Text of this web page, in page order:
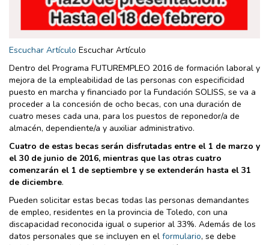
Escuchar Artículo Escuchar Artículo
Dentro del Programa FUTUREMPLEO 2016 de formación laboral y
mejora de la empleabilidad de las personas con especificidad
puesto en marcha y financiado por la Fundación SOLISS, se va a
proceder a la concesión de ocho becas, con una duración de
cuatro meses cada una, para los puestos de reponedor/a de
almacén, dependiente/a y auxiliar administrativo.
Cuatro de estas becas serán disfrutadas entre el 1 de marzo y
el 30 de junio de 2016, mientras que las otras cuatro
comenzarán el 1 de septiembre y se extenderán hasta el 31
de diciembre.
Pueden solicitar estas becas todas las personas demandantes
de empleo, residentes en la provincia de Toledo, con una
discapacidad reconocida igual o superior al 33%. Además de los
datos personales que se incluyen en el formulario, se debe